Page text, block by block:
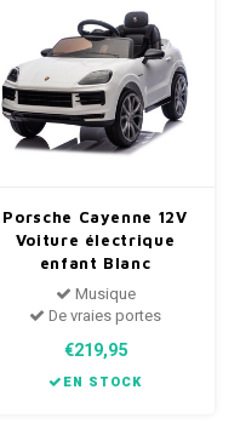
Porsche Cayenne 12V
Voiture électrique
enfant Blanc
Musique
De vraies portes
€219,95
EN STOCK